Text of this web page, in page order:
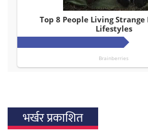
भर्खर प्रकाशित